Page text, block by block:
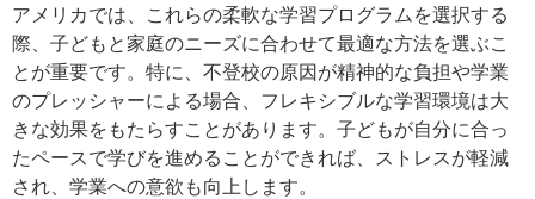
アメリカでは、これらの柔軟な学習プログラムを選択する
際、子どもと家庭のニーズに合わせて最適な方法を選ぶこ
とが重要です。特に、不登校の原因が精神的な負担や学業
のプレッシャーによる場合、フレキシブルな学習環境は大
きな効果をもたらすことがあります。子どもが自分に合っ
たペースで学びを進めることができれば、ストレスが軽減
され、学業への意欲も向上します。